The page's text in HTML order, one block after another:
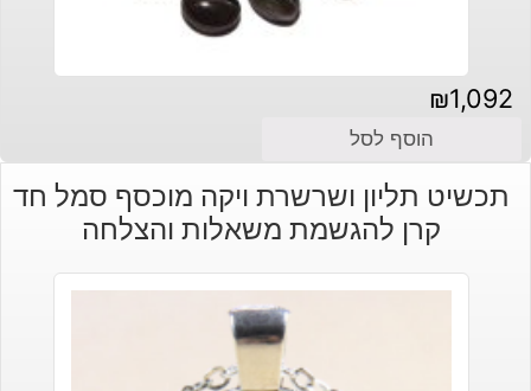
₪1,092
הוסף לסל
תכשיט תליון ושרשרת ויקה מוכסף סמל חד
קרן להגשמת משאלות והצלחה